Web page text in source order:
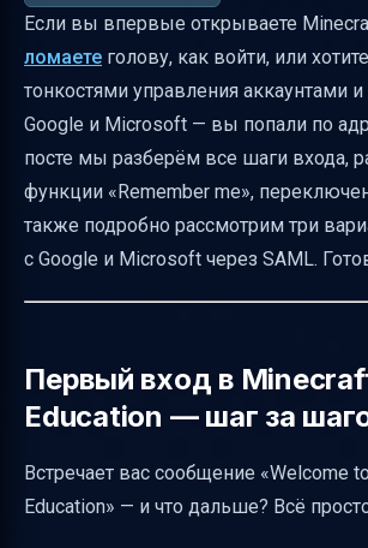
Что происходит при разных
входа
Вход с Google аккаунтом на
особенности и советы
Три варианта входа с Google и
выбираем свой стиль
Как включить корпоративный
развернуть Minecraft Education
Chromebook
Minecraft Education на
Советы для максимальной
Если вы впервые открываете
ломаете голову, как войти, или
тонкостями управления аккаунтами и
Google и Microsoft — вы попали по
посте мы разберём все шаги входа,
функции «Remember me»,
также подробно рассмотрим три
с Google и Microsoft через SAML.
Первый вход в
Education — шаг за
Встречает вас сообщение «Welcome
Education» — и что дальше? Всё